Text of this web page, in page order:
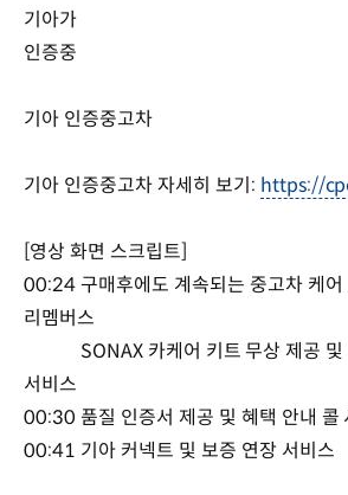
기아가
인증중
기아 인증중고차
기아 인증중고차 자세히 보기: https://
[영상 화면 스크립트]
00:24 구매후에도 계속되는 중고차 케어
리멤버스
SONAX 카케어 키트 무상 제공 및
서비스
00:30 품질 인증서 제공 및 혜택 안내 콜
00:41 기아 커넥트 및 보증 연장 서비스